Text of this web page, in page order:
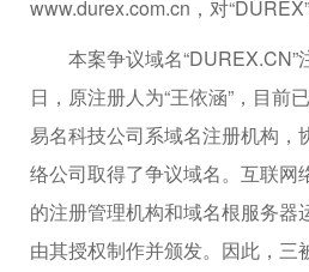
www.durex.com.cn，对
本案争议域名“DUREX.CN”
日，原注册人为“王依涵”，目前
易名科技公司系域名注册机构，
络公司取得了争议域名。互联网
的注册管理机构和域名根服务器
由其授权制作并颁发。因此，三